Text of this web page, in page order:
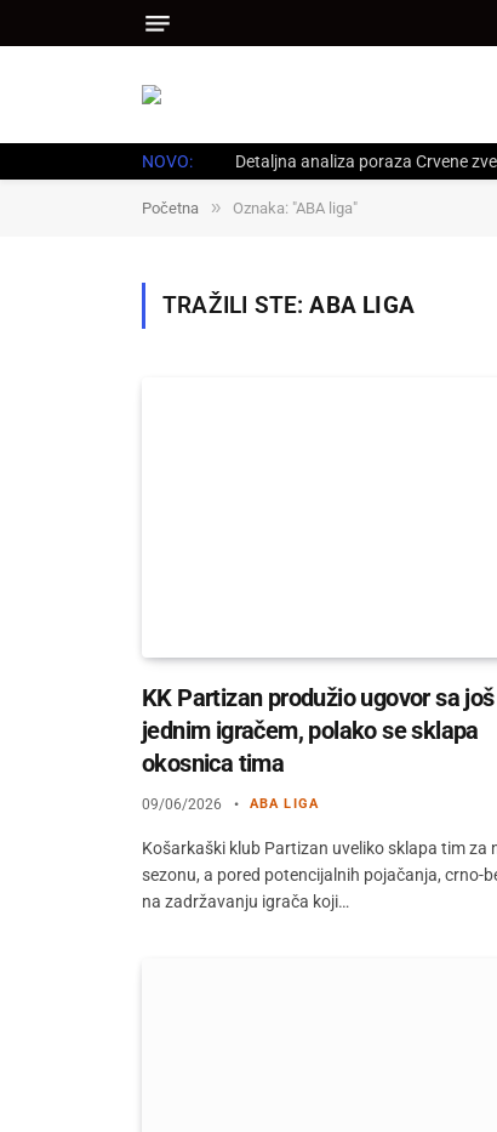
NOVO: Detaljna analiza poraza Crvene
Početna » Oznaka: "ABA liga"
TRAŽILI STE:ABA LIGA
KK Partizan produžio ugovor sa još
jednim igračem, polako se sklapa
okosnica tima
09/06/2026 ABA LIGA
Košarkaški klub Partizan uveliko sklapa tim za
sezonu, a pored potencijalnih pojačanja, crno-
na zadržavanju igrača koji…